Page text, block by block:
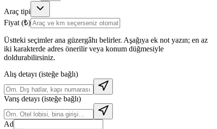
Araç tipi
Fiyat (₺)
Üstteki seçimler ana güzergâhı belirler. Aşağıya ek not yazın; en az
iki karakterde adres önerilir veya konum düğmesiyle
doldurabilirsiniz.
Alış detayı (isteğe bağlı)
Varış detayı (isteğe bağlı)
Ad